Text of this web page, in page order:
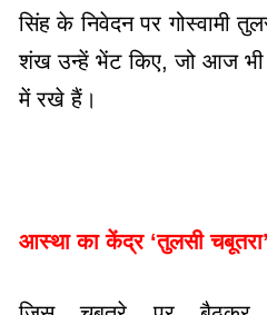
सिंह के निवेदन पर गोस्वामी
शंख उन्हें भेंट किए, जो आज भी
में रखे हैं।
आस्था का केंद्र ‘तुलसी चबूतरा’